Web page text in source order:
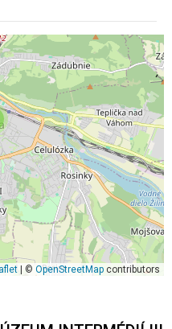
| © OpenStreetMap contributors